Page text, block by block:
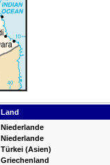
Land
Niederlande
Niederlande
Türkei (Asien)
Griechenland